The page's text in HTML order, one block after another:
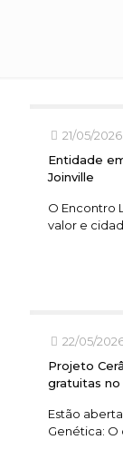
21/05/2026
Entidade
Joinville
O Encontro
valor e
22/05/
Projeto
gratuitas no
Estão
Genética: